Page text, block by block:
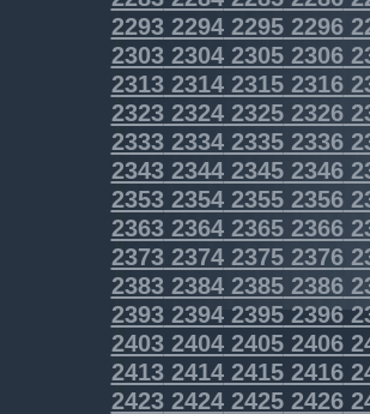
2293229422952296
2303230423052306
2313231423152316
2323232423252326
2333233423352336
2343234423452346
2353235423552356
2363236423652366
2373237423752376
2383238423852386
2393239423952396
2403240424052406
2413241424152416
2423242424252426